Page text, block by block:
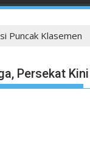
Puncak Klasemen
Persekat